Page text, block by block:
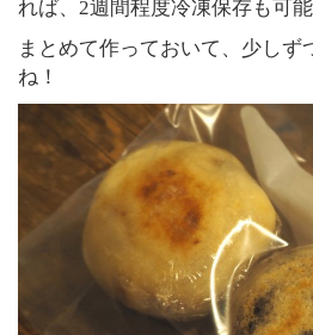
れば、2週間程度冷凍保存も可能
まとめて作っておいて、少しず
ね！